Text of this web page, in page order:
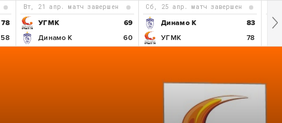
78
58
вт, 21 апр. матч завершен
УГМК
69
Динамо К
60
сб, 25 апр. матч завершен
Динамо К
83
УГМК
78